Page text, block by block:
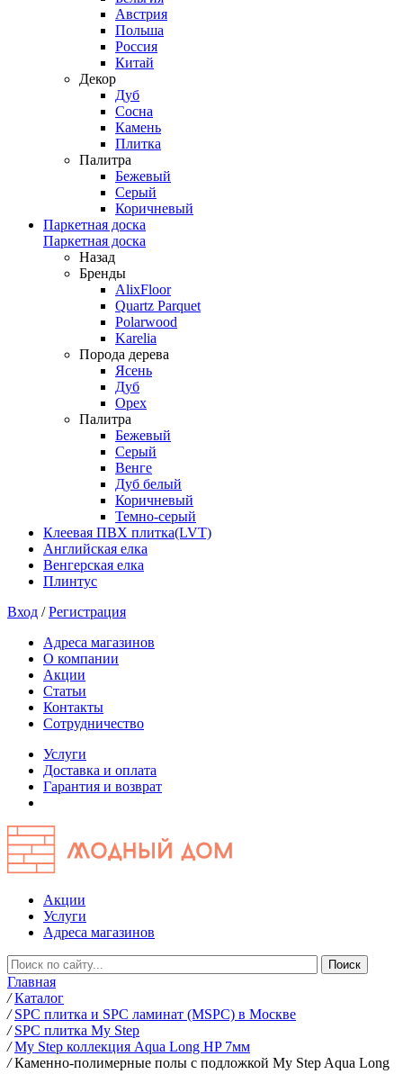
Австрия
Польша
Россия
Китай
Декор
Дуб
Сосна
Камень
Плитка
Палитра
Бежевый
Серый
Коричневый
Паркетная доска
Паркетная доска
Назад
Бренды
AlixFloor
Quartz Parquet
Polarwood
Karelia
Порода дерева
Ясень
Дуб
Орех
Палитра
Бежевый
Серый
Венге
Дуб белый
Коричневый
Темно-серый
Клеевая ПВХ плитка(LVT)
Английская елка
Венгерская елка
Плинтус
Вход /Регистрация
Адреса магазинов
О компании
Акции
Статьи
Контакты
Сотрудничество
Услуги
Доставка и оплата
Гарантия и возврат
Акции
Услуги
Адреса магазинов
Главная
/ Каталог
/ SPC плитка и SPC ламинат (MSPC) в Москве
/ SPC плитка My Step
/ My Step коллекция Aqua Long HP 7мм
/ Каменно-полимерные полы с подложкой My Step Aqua Long